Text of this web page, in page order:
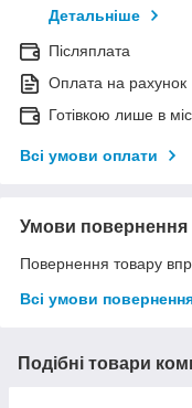
Детальніше
Післяплата
Оплата на рахунок
Готівкою лише в
Всі умови оплати
Умови повернення
Повернення товару
Всі умови
Подібні товари